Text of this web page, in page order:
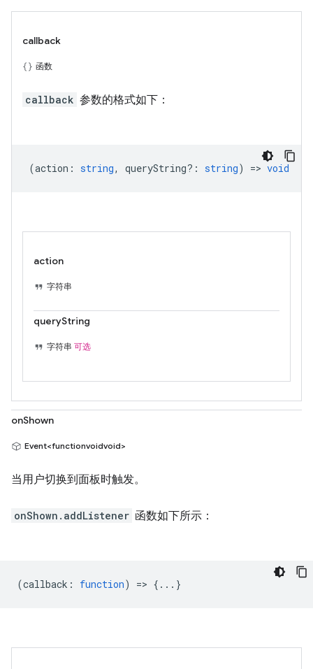
callback
函数
callback 参数的格式如下：
(action : string, queryString? : string) => void
action
字符串
queryString
字符串 可选
onShown
Event<functionvoidvoid>
当用户切换到面板时触发。
onShown.addListener 函数如下所示：
(callback : function) => {...}